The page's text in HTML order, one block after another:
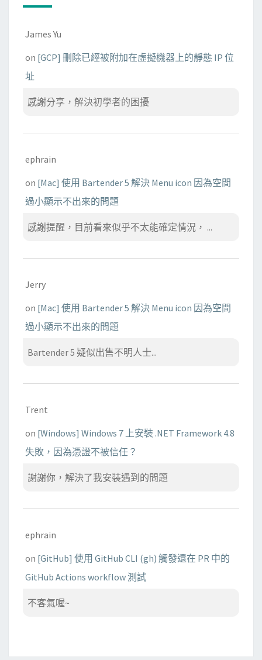
James Yu
on [GCP] 刪除已經被附加在虛擬機器上的靜態 IP 位
址
感謝分享，解決初學者的困擾
ephrain
on [Mac] 使用 Bartender 5 解決 Menu icon 因為空間
過小顯示不出來的問題
感謝提醒，目前看來似乎不太能確定情況， ...
Jerry
on [Mac] 使用 Bartender 5 解決 Menu icon 因為空間
過小顯示不出來的問題
Bartender 5 疑似出售不明人士...
Trent
on [Windows] Windows 7 上安裝 .NET Framework 4.8
失敗，因為憑證不被信任？
謝謝你，解決了我安裝遇到的問題
ephrain
on [GitHub] 使用 GitHub CLI (gh) 觸發還在 PR 中的
GitHub Actions workflow 測試
不客氣喔~